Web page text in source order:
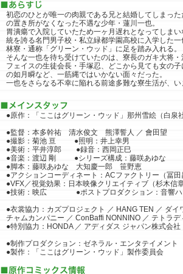
初恋のひとが唯一の肉親である兄と結婚してしまっ
の置き所がなくなった不遇な少年・蓮川一也。
胃潰瘍で入院していたため一ヶ月遅れとなってしま
統を誇る名門男子校・私立緑都学園高校に入学した
林寮・通称「グリーン・ウッド」に足を踏み入れる。
そんな一也を待ち受けていたのは、寮長のガキ大将
フェイスの生徒会長・手塚忍、どこから見ても女の
の如月瞬など、一筋縄ではいかない面々だった。
一也をさらなる不幸に陥れる前途多難な寮生活が、
●原作：「ここはグリーン・ウッド」那州雪絵（白泉
●監督：本多幹祐 清水俊文 熊澤誓人 ／ 會田望
●撮影：菊池 亘 ●照明：井上幸男
●美術：平井淳郎 ●録音：西岡正巳
●音楽：渡辺 剛 ●シリーズ構成：藤咲あゆな
●脚本：藤咲あゆな 大知慶一郎 笹野恵
●アクションコーディネート：ACファクトリー（冨田
●VFX／視覚効果：日本映像クリエイティブ（杉木信
●技術：映広 ●ポストプロダクション：音響ハ
●衣裳協力：カズプロジェクト ／ HANG TEN ／ ダイ
チャムカンパニー ／ ConBaffi NONNINO ／ テトラデ
●特別協力：HONDA ／ アディダス ジャパン株式会社
●制作プロダクション：ゼネラル・エンタテイメント
●製作：「ここはグリーン・ウッド」製作委員会